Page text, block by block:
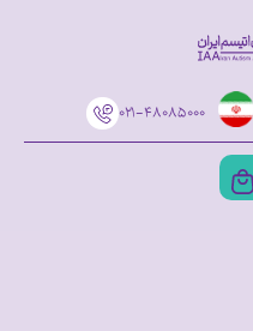
۰۲۱-۴۸۰۸۵۰۰۰